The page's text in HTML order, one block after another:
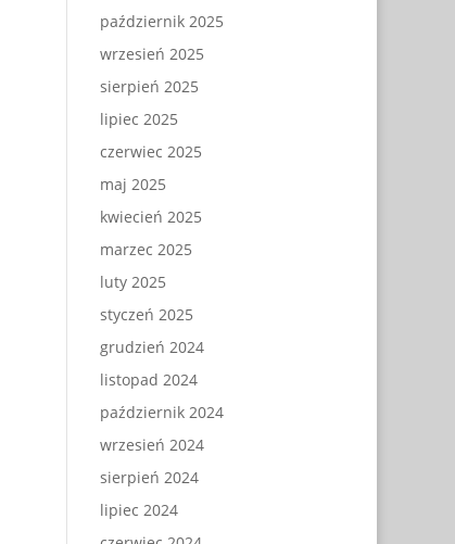
październik 2025
wrzesień 2025
sierpień 2025
lipiec 2025
czerwiec 2025
maj 2025
kwiecień 2025
marzec 2025
luty 2025
styczeń 2025
grudzień 2024
listopad 2024
październik 2024
wrzesień 2024
sierpień 2024
lipiec 2024